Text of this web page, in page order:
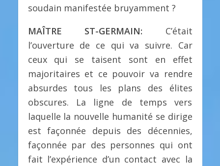
soudain manifestée bruyamment ?
MAÎTRE ST-GERMAIN: C’était
l’ouverture de ce qui va suivre. Car
ceux qui se taisent sont en effet
majoritaires et ce pouvoir va rendre
absurdes tous les plans des élites
obscures. La ligne de temps vers
laquelle la nouvelle humanité se dirige
est façonnée depuis des décennies,
façonnée par des personnes qui ont
fait l’expérience d’un contact avec la